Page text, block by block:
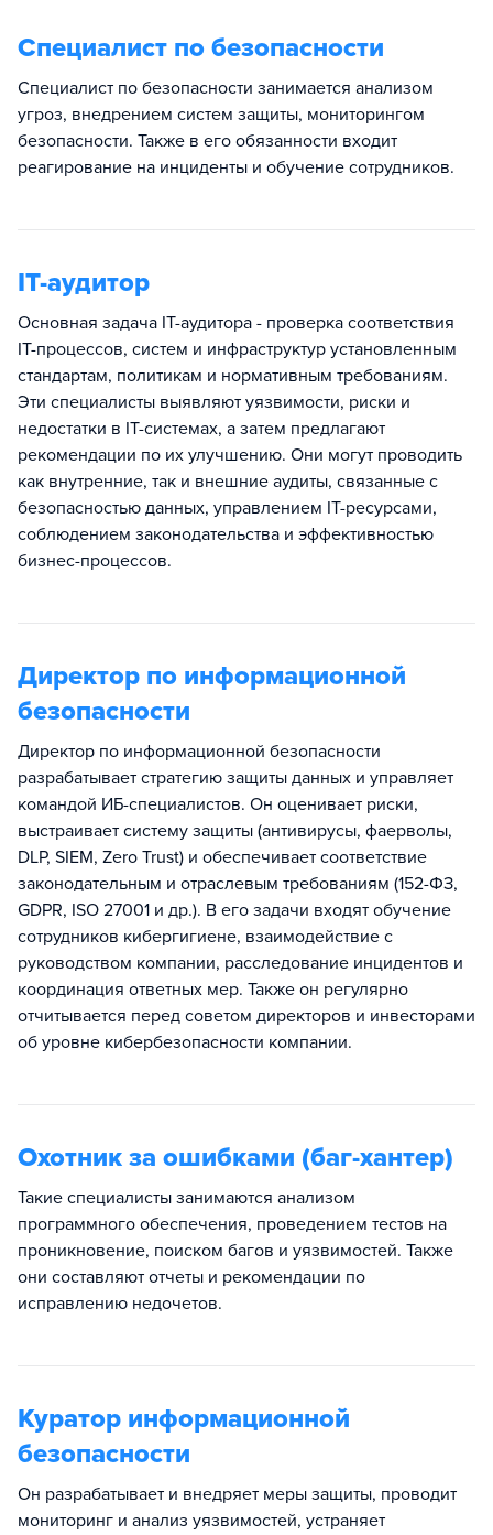
Специалист по безопасности
Специалист по безопасности занимается анализом
угроз, внедрением систем защиты, мониторингом
безопасности. Также в его обязанности входит
реагирование на инциденты и обучение сотрудников.
IT-аудитор
Основная задача IT-аудитора - проверка соответствия
IT-процессов, систем и инфраструктур установленным
стандартам, политикам и нормативным требованиям.
Эти специалисты выявляют уязвимости, риски и
недостатки в IT-системах, а затем предлагают
рекомендации по их улучшению. Они могут проводить
как внутренние, так и внешние аудиты, связанные с
безопасностью данных, управлением IT-ресурсами,
соблюдением законодательства и эффективностью
бизнес-процессов.
Директор по информационной
безопасности
Директор по информационной безопасности
разрабатывает стратегию защиты данных и управляет
командой ИБ-специалистов. Он оценивает риски,
выстраивает систему защиты (антивирусы, фаерволы,
DLP, SIEM, Zero Trust) и обеспечивает соответствие
законодательным и отраслевым требованиям (152-ФЗ,
GDPR, ISO 27001 и др.). В его задачи входят обучение
сотрудников кибергигиене, взаимодействие с
руководством компании, расследование инцидентов и
координация ответных мер. Также он регулярно
отчитывается перед советом директоров и инвесторами
об уровне кибербезопасности компании.
Охотник за ошибками (баг-хантер)
Такие специалисты занимаются анализом
программного обеспечения, проведением тестов на
проникновение, поиском багов и уязвимостей. Также
они составляют отчеты и рекомендации по
исправлению недочетов.
Куратор информационной
безопасности
Он разрабатывает и внедряет меры защиты, проводит
мониторинг и анализ уязвимостей, устраняет